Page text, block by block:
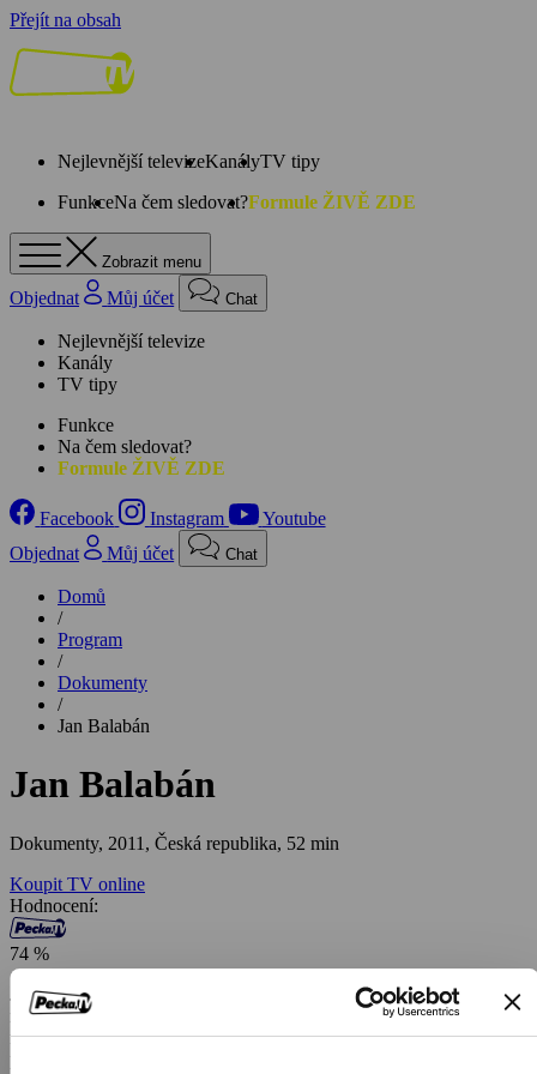
Přejít na obsah
Nejlevnější televizeKanályTV tipy
FunkceNa čem sledovat?Formule ŽIVĚ ZDE
Zobrazit menu
Objednat Můj účet Chat
Nejlevnější televize
Kanály
TV tipy
Funkce
Na čem sledovat?
Formule ŽIVĚ ZDE
Facebook Instagram
Youtube
Objednat
Můj účet Chat
Domů
/
Program
/
Dokumenty
/
Jan Balabán
Jan Balabán
Dokumenty, 2011, Česká republika, 52 min
Koupit TV online
Hodnocení:
74 %
Jan Balabán byl český prozaik, překladatel a publicista, až do své
náhlé smrti v roce 2010 žijící a tvořící v Ostravě. Jeho
nejvýraznějším žánrem byla tzv. existenciální povídka. Za